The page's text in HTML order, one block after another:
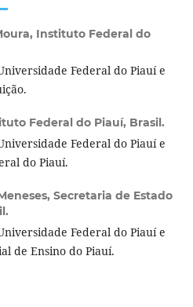
Instituto Federal do
Federal do Piauí e
Federal do Piauí, Brasil.
Federal do Piauí e
do Piauí.
Secretaria de Estado
Federal do Piauí e
de Ensino do Piauí.